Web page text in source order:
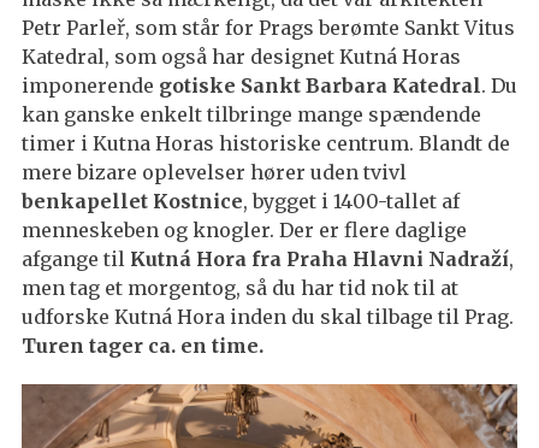
Petr Parleř, som står for Prags berømte Sankt Vitus
Katedral, som også har designet Kutná Horas
imponerende gotiske Sankt Barbara Katedral. Du
kan ganske enkelt tilbringe mange spændende
timer i Kutna Horas historiske centrum. Blandt de
mere bizare oplevelser hører uden tvivl
benkapellet Kostnice, bygget i 1400-tallet af
menneskeben og knogler. Der er flere daglige
afgange til Kutná Hora fra Praha Hlavni Nadraží,
men tag et morgentog, så du har tid nok til at
udforske Kutná Hora inden du skal tilbage til Prag.
Turen tager ca. en time.